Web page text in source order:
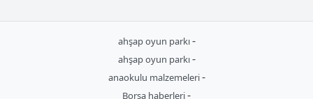
ahşap oyun parkı-
ahşap oyun parkı-
anaokulu malzemeleri-
Borsa haberleri-